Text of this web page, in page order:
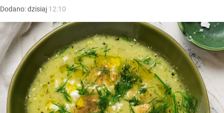
Dodano:dzisiaj 12:10